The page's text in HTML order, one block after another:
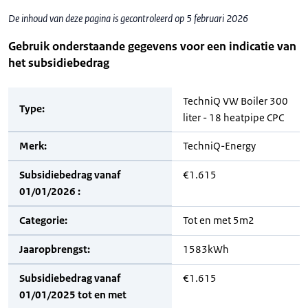
De inhoud van deze pagina is gecontroleerd op 5 februari 2026
Gebruik onderstaande gegevens voor een indicatie van
het subsidiebedrag
Type:
TechniQ VW Boiler 300
liter - 18 heatpipe CPC
Merk: TechniQ-Energy
Subsidiebedrag vanaf
01/01/2026 :
€1.615
Categorie: Tot en met 5m2
Jaaropbrengst: 1583kWh
Subsidiebedrag vanaf
01/01/2025 tot en met
€1.615